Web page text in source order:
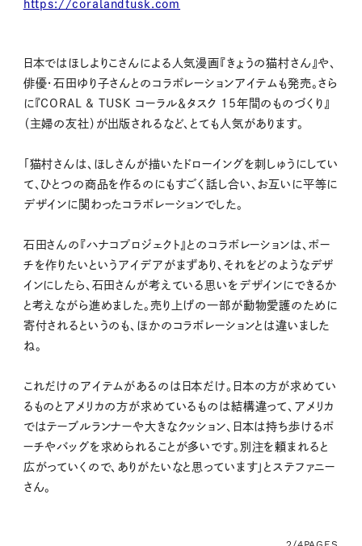
https://coralandtusk.com
日本ではほしよりこさんによる人気漫画『きょうの猫村さん』や、
俳優・石田ゆり子さんとのコラボレーションアイテムも発売。さら
に『CORAL & TUSK コーラル＆タスク 15年間のものづくり』
（主婦の友社）が出版されるなど、とても人気があります。
「猫村さんは、ほしさんが描いたドローイングを刺しゅうにしてい
て、ひとつの商品を作るのにもすごく話し合い、お互いに平等に
デザインに関わったコラボレーションでした。
石田さんの『ハナコプロジェクト』とのコラボレーションは、ポー
チを作りたいというアイデアがまずあり、それをどのようなデザ
インにしたら、石田さんが考えている思いをデザインにできるか
と考えながら進めました。売り上げの一部が動物愛護のために
寄付されるというのも、ほかのコラボレーションとは違いました
ね。
これだけのアイテムがあるのは日本だけ。日本の方が求めてい
るものとアメリカの方が求めているものは結構違って、アメリカ
ではテーブルランナーや大きなクッション、日本は持ち歩けるポ
ーチやバッグを求められることが多いです。別注を頼まれると
広がっていくので、ありがたいなと思っています」とステファニー
さん。